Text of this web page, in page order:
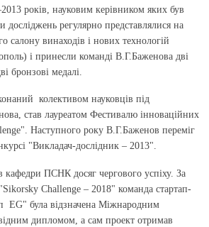
років, науковим керівником яких був
досліджень регулярно представлялися на
салону винаходів і нових технологій
і принесли команді В.Г.Баженова дві
бронзові медалі.
колективом науковців під
став лауреатом Фестивалю інноваційних
Наступного року В.Г.Баженов переміг
"Викладач-дослідник – 2013".
кафедри ПСНК досяг чергового успіху. За
Challenge – 2018" команда стартап-
EG" була відзначена Міжнародним
дипломом, а сам проект отримав